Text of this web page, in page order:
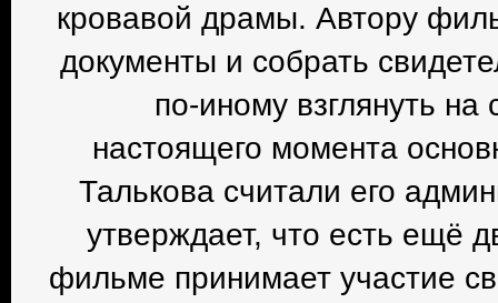
кровавой драмы. Автору
документы и собрать
по-иному взглянуть
настоящего момента
Талькова считали его
утверждает, что есть ещё
фильме принимает участие